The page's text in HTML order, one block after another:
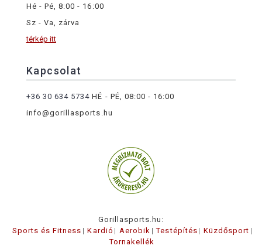
Hé - Pé, 8:00 - 16:00
Sz - Va, zárva
térkép itt
Kapcsolat
+36 30 634 5734 HÉ - PÉ, 08:00 - 16:00
info@gorillasports.hu
Gorillasports.hu:
Sports és Fitness
Kardió Aerobik Testépítés
Küzdősport
Tornakellék